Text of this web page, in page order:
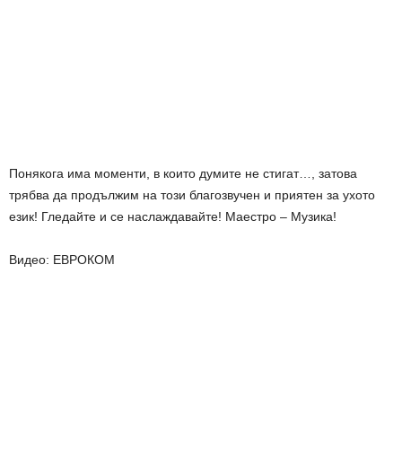
Понякога има моменти, в които думите не стигат…, затова
трябва да продължим на този благозвучен и приятен за ухото
език! Гледайте и се наслаждавайте! Маестро – Музика!
Видео: ЕВРОКОМ